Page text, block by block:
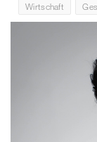
Wirtschaft